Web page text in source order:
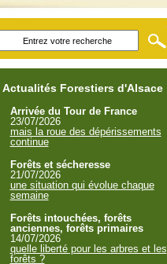
Actualités Forestiers d'Alsace
Arrivée du Tour de France
23/07/2026
mais la roue des dépérissements
continue
Forêts et sécheresse
21/07/2026
une situation qui évolue chaque
semaine
Forêts intouchées, forêts
anciennes, forêts primaires
14/07/2026
quelle liberté pour les arbres et les
forêts ?